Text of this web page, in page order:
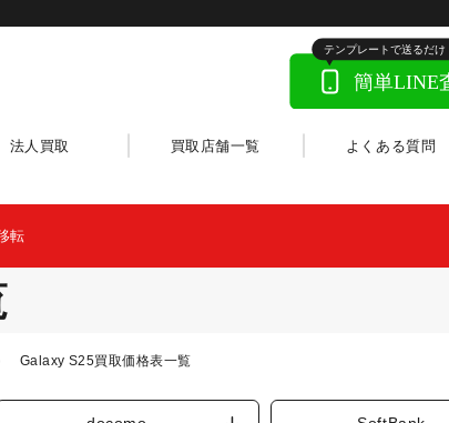
法人買取 買取店舗一覧 よくある質問
転
Galaxy S25買取価格表一覧